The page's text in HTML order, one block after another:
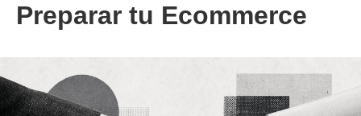
Preparar tu Ecommerce